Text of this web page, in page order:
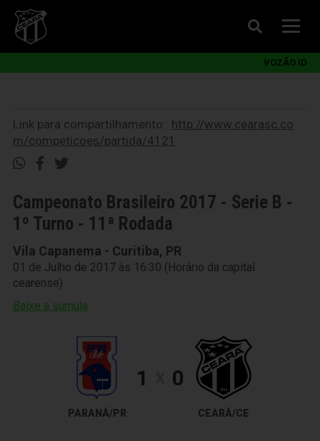
VOZÃO ID
Link para compartilhamento:: http://www.cearasc.co
m/competicoes/partida/4121
Campeonato Brasileiro 2017 - Serie B -
1º Turno - 11ª Rodada
Vila Capanema - Curitiba, PR
01 de Julho de 2017 às 16:30 (Horário da capital
cearense)
Baixe a súmula
PARANÁ/PR
1 0
CEARÁ/CE